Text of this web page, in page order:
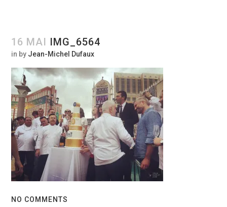
16 MAI IMG_6564
in by Jean-Michel Dufaux
NO COMMENTS